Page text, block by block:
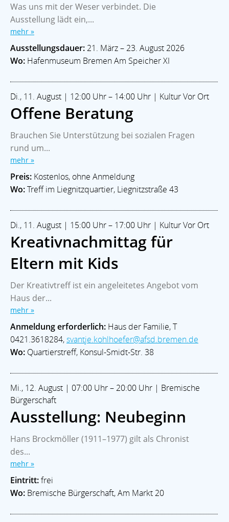
Was uns mit der Weser verbindet. Die
Ausstellung lädt ein,...
mehr »
Ausstellungsdauer:21. März – 23. August 2026
Wo: Hafenmuseum Bremen Am Speicher XI
Di., 11. August | 12:00 Uhr – 14:00 Uhr | Kultur Vor Ort
Offene Beratung
Brauchen Sie Unterstützung bei sozialen Fragen
rund um...
mehr »
Preis: Kostenlos, ohne Anmeldung
Wo:Treff im Liegnitzquartier, Liegnitzstraße 43
Di., 11. August | 15:00 Uhr – 17:00 Uhr | Kultur Vor Ort
Kreativnachmittag für
Eltern mit Kids
Der Kreativtreff ist ein angeleitetes Angebot vom
Haus der...
mehr »
Anmeldung erforderlich: Haus der Familie, T
0421.3618284,svantje.kohlhoefer@afsd.bremen.de
Wo: Quartierstreff, Konsul-Smidt-Str. 38
Mi., 12. August | 07:00 Uhr – 20:00 Uhr | Bremische
Bürgerschaft
Ausstellung: Neubeginn
Hans Brockmöller (1911–1977) gilt als Chronist
des...
mehr »
Eintritt:frei
Wo: Bremische Bürgerschaft, Am Markt 20